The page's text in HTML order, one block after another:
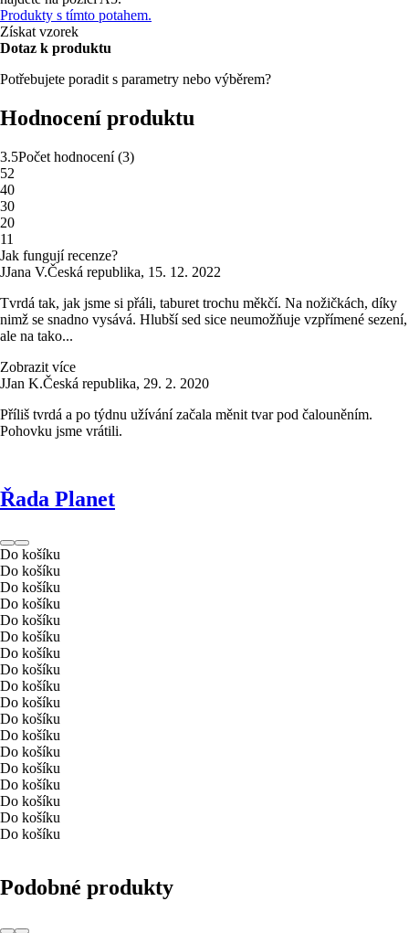
Produkty s tímto potahem.
Získat vzorek
Dotaz k produktu
Potřebujete poradit s parametry nebo výběrem?
Hodnocení produktu
3.5Počet hodnocení(3)
52
40
30
20
11
Jak fungují recenze?
JJana V.Česká republika, 15. 12. 2022
Tvrdá tak, jak jsme si přáli, taburet trochu měkčí. Na nožičkách, díky
nimž se snadno vysává. Hlubší sed sice neumožňuje vzpřímené sezení,
ale na tako...
Zobrazit více
JJan K.Česká republika, 29. 2. 2020
Příliš tvrdá a po týdnu užívání začala měnit tvar pod čalouněním.
Pohovku jsme vrátili.
Řada Planet
Do košíku
Do košíku
Do košíku
Do košíku
Do košíku
Do košíku
Do košíku
Do košíku
Do košíku
Do košíku
Do košíku
Do košíku
Do košíku
Do košíku
Do košíku
Do košíku
Do košíku
Do košíku
Podobné produkty